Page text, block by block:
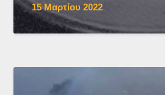
15 Μαρτίου 2022